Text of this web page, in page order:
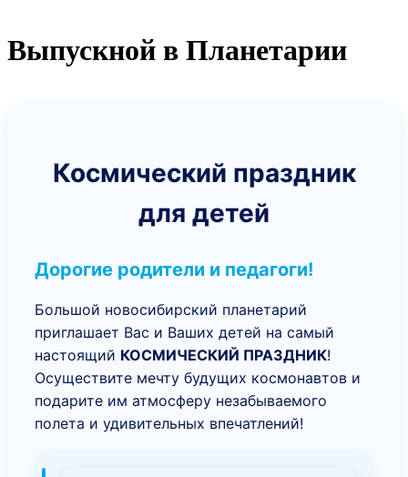
Выпускной в Планетарии
Космический праздник
для детей
Дорогие родители и педагоги!
Большой новосибирский планетарий
приглашает Вас и Ваших детей на самый
настоящий КОСМИЧЕСКИЙ ПРАЗДНИК!
Осуществите мечту будущих космонавтов и
подарите им атмосферу незабываемого
полета и удивительных впечатлений!